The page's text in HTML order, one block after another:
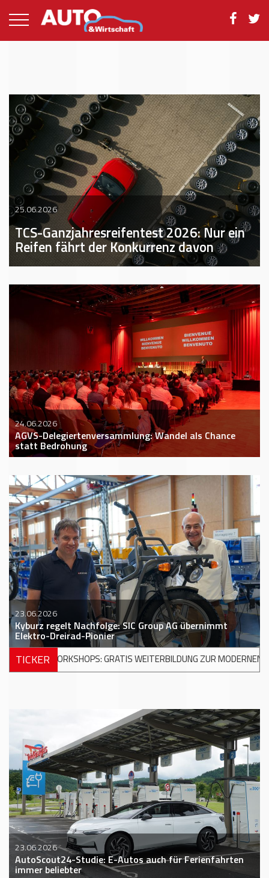
25.06.2026
TCS-Ganzjahresreifentest 2026: Nur ein
Reifen fährt der Konkurrenz davon
24.06.2026
AGVS-Delegiertenversammlung: Wandel als Chance
statt Bedrohung
23.06.2026
Kyburz regelt Nachfolge: SIC Group AG übernimmt
Elektro-Dreirad-Pionier
TICKER
WEITERBILDUNG ZUR MODERNEN UNFALLREPARATUR +++
23.06.2026
AutoScout24-Studie: E-Autos auch für Ferienfahrten
immer beliebter